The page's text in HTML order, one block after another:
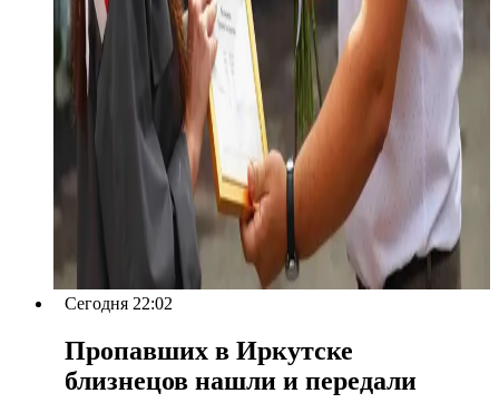
Сегодня 22:02
Пропавших в Иркутске
близнецов нашли и передали